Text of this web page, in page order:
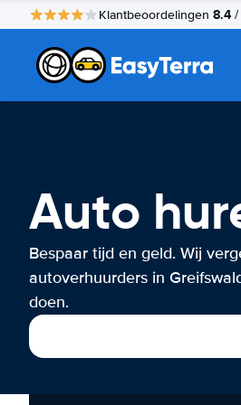
Klantbeoordelingen 8.4 /
Auto
Bespaar tijd en geld. Wij
autoverhuurders in
doen.